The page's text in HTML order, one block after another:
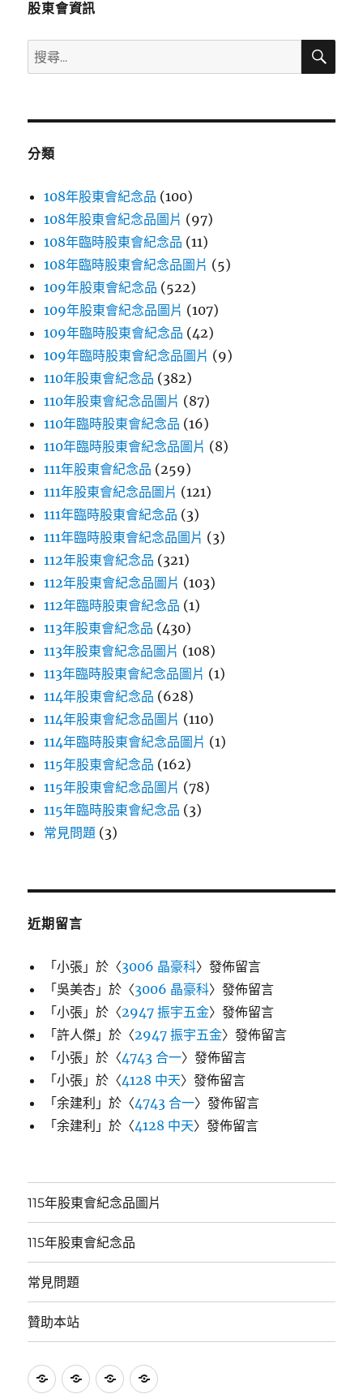
股東會資訊
搜
尋
鍵
搜
分類
108年股東會紀念品 (100)
108年股東會紀念品圖片 (97)
108年臨時股東會紀念品 (11)
108年臨時股東會紀念品圖片 (5)
109年股東會紀念品 (522)
109年股東會紀念品圖片 (107)
109年臨時股東會紀念品 (42)
109年臨時股東會紀念品圖片 (9)
110年股東會紀念品 (382)
110年股東會紀念品圖片 (87)
110年臨時股東會紀念品 (16)
110年臨時股東會紀念品圖片 (8)
111年股東會紀念品 (259)
111年股東會紀念品圖片 (121)
111年臨時股東會紀念品 (3)
111年臨時股東會紀念品圖片 (3)
112年股東會紀念品 (321)
112年股東會紀念品圖片 (103)
112年臨時股東會紀念品 (1)
113年股東會紀念品 (430)
113年股東會紀念品圖片 (108)
113年臨時股東會紀念品圖片 (1)
114年股東會紀念品 (628)
114年股東會紀念品圖片 (110)
114年臨時股東會紀念品圖片 (1)
115年股東會紀念品 (162)
115年股東會紀念品圖片 (78)
115年臨時股東會紀念品 (3)
常見問題 (3)
近期留言
「小張 」於〈3006 晶豪科〉發佈留言
「吳美杏 」於〈3006 晶豪科〉發佈留言
「小張 」於〈2947 振宇五金〉發佈留言
「許人傑 」於〈2947 振宇五金〉發佈留言
「小張 」於〈4743 合一〉發佈留言
「小張 」於〈4128 中天〉發佈留言
「余建利 」於〈4743 合一〉發佈留言
「余建利 」於〈4128 中天〉發佈留言
115年股東會紀念品圖片
115年股東會紀念品
常見問題
贊助本站
115
115
常
贊